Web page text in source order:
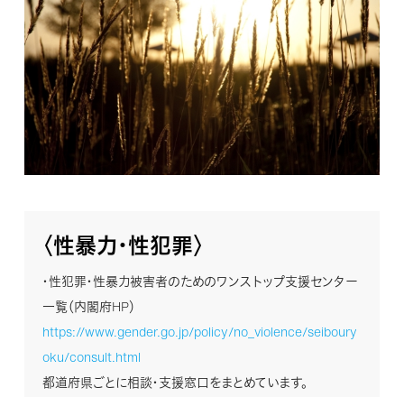
〈性暴力・性犯罪〉
・性犯罪・性暴力被害者のためのワンストップ支援センター
一覧（内閣府HP）
https://www.gender.go.jp/policy/no_violence/seiboury
oku/consult.html
都道府県ごとに相談・支援窓口をまとめています。